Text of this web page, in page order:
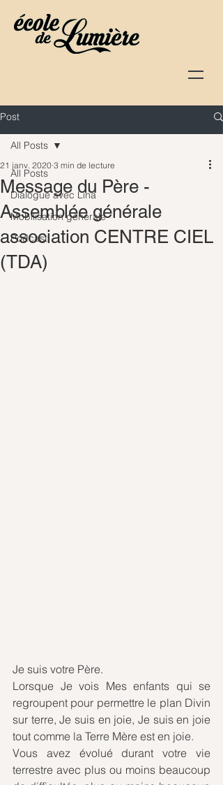
Post
All Posts
Dialogue avec Lina
Mobilisation générale
Podcast
All Posts
Message du Père -
Assemblée générale
association CENTRE CIEL
(TDA)
21 janv. 2020 3 min de lecture
Je suis votre Père.
Lorsque Je vois Mes enfants qui se
regroupent pour permettre le plan Divin
sur terre, Je suis en joie, Je suis en joie
tout comme la Terre Mère est en joie.
Vous avez évolué durant votre vie
terrestre avec plus ou moins beaucoup